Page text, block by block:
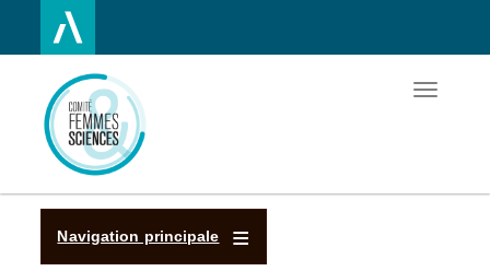
contenu
principal
Toggle
Navigation principale